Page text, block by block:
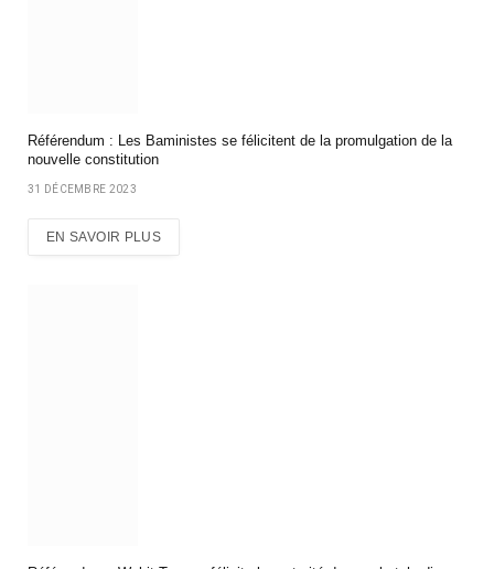
Référendum : Les Baministes se félicitent de la promulgation de la
nouvelle constitution
31 DÉCEMBRE 2023
EN SAVOIR PLUS